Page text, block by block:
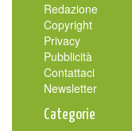
Redazione
Copyright
Privacy
Pubblicità
Contattaci
Newsletter
Categorie